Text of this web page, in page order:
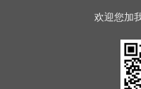
欢迎您加